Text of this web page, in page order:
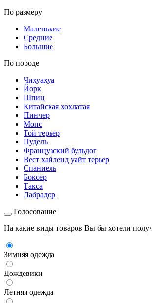
По размеру
Маленькие
Средние
Большие
По породе
Чихуахуа
Йорк
Шпиц
Китайская хохлатая
Пинчер
Мопс
Той терьер
Пудель
Французский бульдог
Вест хайленд уайт терьер
Спаниель
Боксер
Такса
Лабрадор
Голосование
На какие виды товаров Вы бы хотели
Зимняя одежда
Дождевики
Летняя одежда